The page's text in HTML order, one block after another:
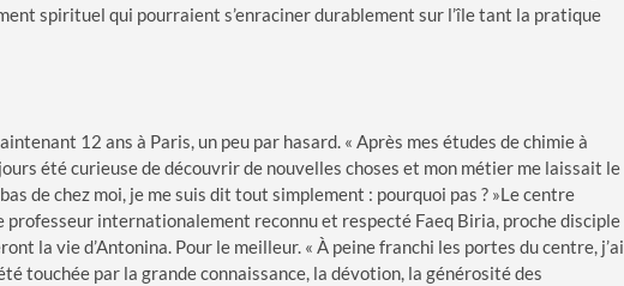
spirituel qui pourraient s’enraciner durablement sur l’île tant la pratique
12 ans à Paris, un peu par hasard. « Après mes études de chimie à
été curieuse de découvrir de nouvelles choses et mon métier me laissait le
de chez moi, je me suis dit tout simplement : pourquoi pas ? »Le centre
internationalement reconnu et respecté Faeq Biria, proche disciple
la vie d’Antonina. Pour le meilleur. « À peine franchi les portes du centre, j’ai
touchée par la grande connaissance, la dévotion, la générosité des